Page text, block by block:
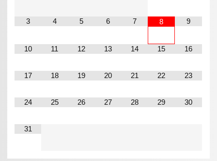
3 4 5 6 7 8 9
10 11 12 13 14 15 16
17 18 19 20 21 22 23
24 25 26 27 28 29 30
31